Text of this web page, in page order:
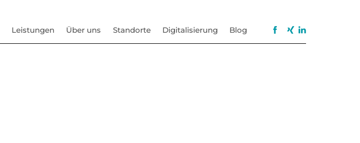
Leistungen Über uns Standorte Digitalisierung Blog